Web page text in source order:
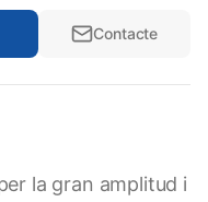
Contacte
la gran amplitud i